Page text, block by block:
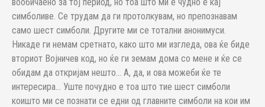
симболиве. Се трудам да ги протолкувам, но препознавам
само шест симболи. Другите ми се тотални анонимуси.
Никаде ги немам сретнато, како што ми изгледа, ова ќе биде
вториот Војничев код, но ќе ги земам дома со мене и ќе се
обидам да откријам нешто… А, да, и ова можеби ќе те
интересира… Уште почудно е тоа што тие шест симболи
коишто ми се познати се едни од главните симболи на кои им